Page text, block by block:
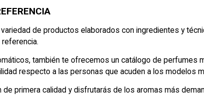
de productos elaborados con ingredientes y
también te ofrecemos un catálogo de perfumes
respecto a las personas que acuden a los modelos
primera calidad y disfrutarás de los aromas más